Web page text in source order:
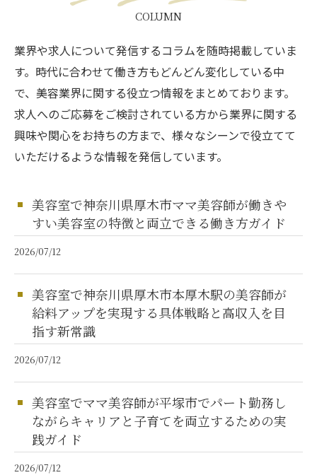
COLUMN
業界や求人について発信するコラムを随時掲載していま
す。時代に合わせて働き方もどんどん変化している中
で、美容業界に関する役立つ情報をまとめております。
求人へのご応募をご検討されている方から業界に関する
興味や関心をお持ちの方まで、様々なシーンで役立てて
いただけるような情報を発信しています。
美容室で神奈川県厚木市ママ美容師が働きや
すい美容室の特徴と両立できる働き方ガイド
2026/07/12
美容室で神奈川県厚木市本厚木駅の美容師が
給料アップを実現する具体戦略と高収入を目
指す新常識
2026/07/12
美容室でママ美容師が平塚市でパート勤務し
ながらキャリアと子育てを両立するための実
践ガイド
2026/07/12